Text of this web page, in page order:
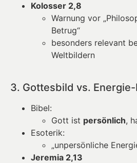
Kolosser 2,8
Warnung vor
Betrug“
besonders relevant
Weltbildern
3. Gottesbild vs.
Bibel:
Gott ist persönlich,
Esoterik:
„unpersönliche
Jeremia 2,13